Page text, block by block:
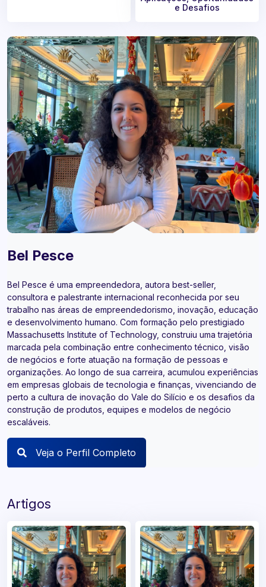
e Desafios
Bel Pesce
Bel Pesce é uma empreendedora, autora best-seller,
consultora e palestrante internacional reconhecida por seu
trabalho nas áreas de empreendedorismo, inovação, educação
e desenvolvimento humano. Com formação pelo prestigiado
Massachusetts Institute of Technology, construiu uma trajetória
marcada pela combinação entre conhecimento técnico, visão
de negócios e forte atuação na formação de pessoas e
organizações. Ao longo de sua carreira, acumulou experiências
em empresas globais de tecnologia e finanças, vivenciando de
perto a cultura de inovação do Vale do Silício e os desafios da
construção de produtos, equipes e modelos de negócio
escaláveis.
Veja o Perfil Completo
Artigos